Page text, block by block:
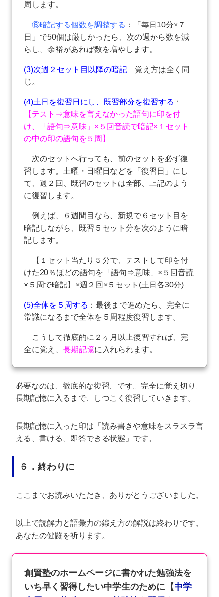
周します。
⑥暗記する個数を調整する ：「毎日10分×７
日」で50個は厳しかったら、次の週から数を減
らし、余裕があれば数を増やします。
(3)次週２セット目以降の暗記 ：覚え方は全く同
じ。
(4)土日を復習日にし、既習部分を復習する ：
【テスト⇒意味を言えなかった語句に印を付
け、「語句⇒意味」×５回音読で暗記×１セット
の中の印の語句を５周】
次のセットへ行っても、前のセットを必ず復
習します。土曜・日曜日などを「復習日」にし
て、週２回、既習のセットは全部、上記のよう
に復習します。
例えば、６週間目なら、新規で６セット目を
暗記しながら、既習５セット分を次のように暗
記します。
【１セット当たり５分で、テストして印を付
けた20％ほどの語句を「語句⇒意味」×５回音読
×５周で暗記】×週２回×５セット(土日各30分)
(5)全体を５周する ：最後まで進めたら、完全に
常識になるまで全体を５周程度復習します。
こうして徹底的に２ヶ月以上復習すれば、完
全に覚え、 長期記憶に入れられます。
必要なのは、徹底的な復習、です。完全に覚え切り、
長期記憶に入るまで、しつこく復習していきます。
長期記憶に入った印は「読み書きや意味をスラスラ言
える、書ける、即答できる状態」です。
６．終わりに
ここまでお読みいただき、ありがとうございました。
以上で読解力と語彙力の鍛え方の解説は終わりです。
あなたの健闘を祈ります。
創賢塾のホームページに書かれた勉強法を
いち早く習得したい中学生のために【中学